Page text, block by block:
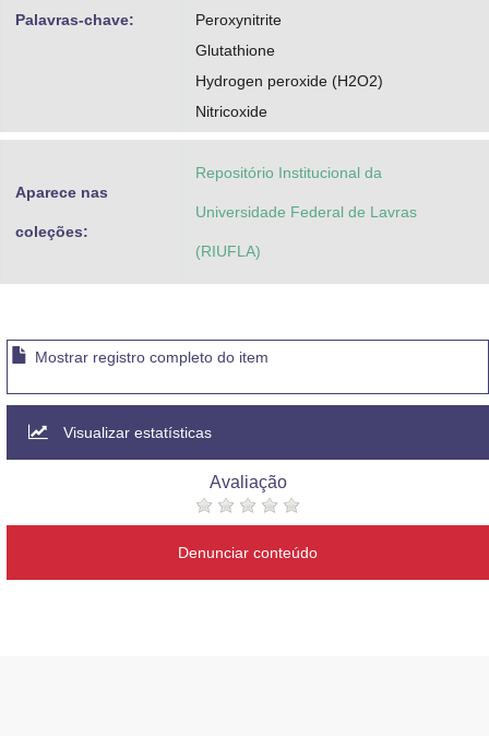
Palavras-chave:
Peroxynitrite
Glutathione
Hydrogen peroxide (H2O2)
Nitricoxide
Aparece nas
coleções:
Repositório Institucional da
Universidade Federal de Lavras
(RIUFLA)
Mostrar registro completo do item
Visualizar estatísticas
Avaliação
Denunciar conteúdo